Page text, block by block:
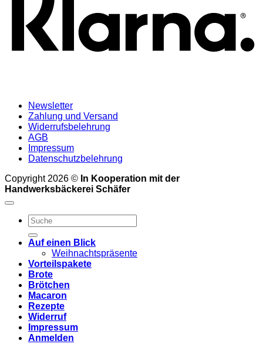
Newsletter
Zahlung und Versand
Widerrufsbelehrung
AGB
Impressum
Datenschutzbelehrung
Copyright 2026 © In Kooperation mit der
Handwerksbäckerei Schäfer
Suchen
nach:
Auf einen Blick
Weihnachtspräsente
Vorteilspakete
Brote
Brötchen
Macaron
Rezepte
Widerruf
Impressum
Anmelden